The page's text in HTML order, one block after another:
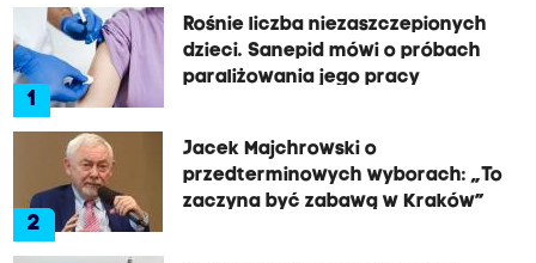
1
Rośnie liczba niezaszczepionych
dzieci. Sanepid mówi o próbach
paraliżowania jego pracy
2
Jacek Majchrowski o
przedterminowych wyborach: „To
zaczyna być zabawą w Kraków”